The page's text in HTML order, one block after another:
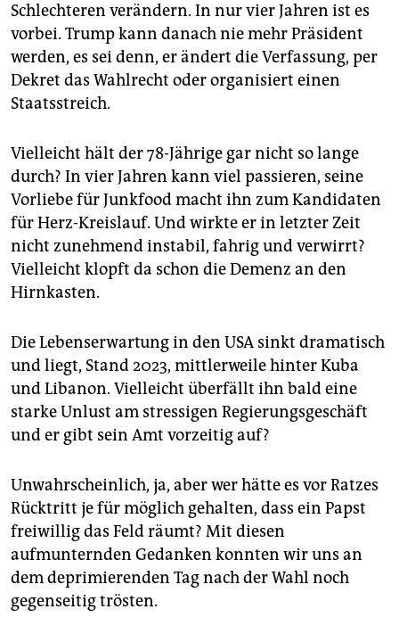
Schlechteren verändern. In nur vier Jahren ist es
vorbei. Trump kann danach nie mehr Präsident
werden, es sei denn, er ändert die Verfassung, per
Dekret das Wahlrecht oder organisiert einen
Staatsstreich.
Vielleicht hält der 78-Jährige gar nicht so lange
durch? In vier Jahren kann viel passieren, seine
Vorliebe für Junkfood macht ihn zum Kandidaten
für Herz-Kreislauf. Und wirkte er in letzter Zeit
nicht zunehmend instabil, fahrig und verwirrt?
Vielleicht klopft da schon die Demenz an den
Hirnkasten.
Die Lebenserwartung in den USA sinkt dramatisch
und liegt, Stand 2023, mittlerweile hinter Kuba
und Libanon. Vielleicht überfällt ihn bald eine
starke Unlust am stressigen Regierungsgeschäft
und er gibt sein Amt vorzeitig auf?
Unwahrscheinlich, ja, aber wer hätte es vor Ratzes
Rücktritt je für möglich gehalten, dass ein Papst
freiwillig das Feld räumt? Mit diesen
aufmunternden Gedanken konnten wir uns an
dem deprimierenden Tag nach der Wahl noch
gegenseitig trösten.